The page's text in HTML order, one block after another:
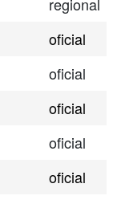
oficial
oficial
oficial
oficial
oficial